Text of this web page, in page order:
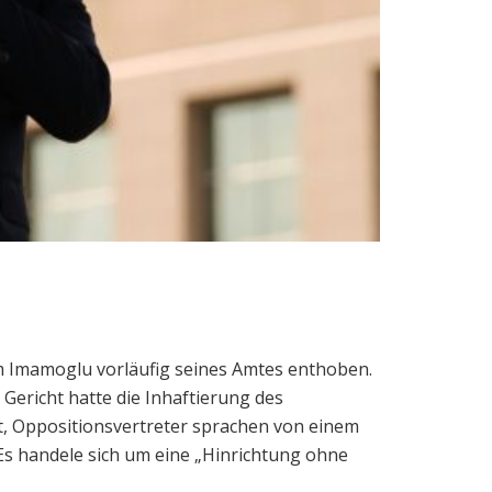
vorläufig seines Amtes enthoben.
hatte die Inhaftierung des
Oppositionsvertreter sprachen von einem
handele sich um eine „Hinrichtung ohne